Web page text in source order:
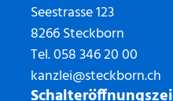
Seestrasse 123
8266 Steckborn
Tel.058 346 20 00
kanzlei@steckborn.ch